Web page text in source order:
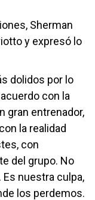
Sherman
y expresó lo
dolidos por lo
con la
gran entrenador,
la realidad
con
del grupo. No
nuestra culpa,
los perdemos.